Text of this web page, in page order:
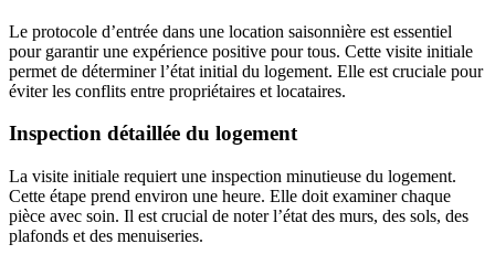
Le protocole d’entrée dans une location saisonnière est essentiel
pour garantir une expérience positive pour tous. Cette visite initiale
permet de déterminer l’état initial du logement. Elle est cruciale pour
éviter les conflits entre propriétaires et locataires.
Inspection détaillée du logement
La visite initiale requiert une inspection minutieuse du logement.
Cette étape prend environ une heure. Elle doit examiner chaque
pièce avec soin. Il est crucial de noter l’état des murs, des sols, des
plafonds et des menuiseries.